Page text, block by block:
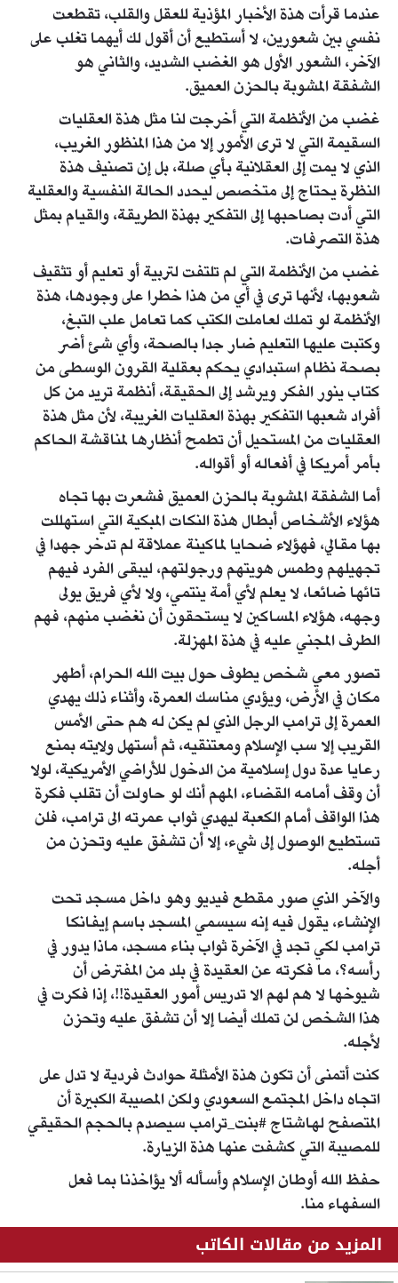
عندما قرأت هذة الأخبار المؤذية للعقل والقلب، تقطعت
نفسي بين شعورين، لا أستطيع أن أقول لك أيهما تغلب على
الآخر، الشعور الأول هو الغضب الشديد، والثاني هو
الشفقة المشوبة بالحزن العميق.
غضب من الأنظمة التي أخرجت لنا مثل هذة العقليات
السقيمة التي لا ترى الأمور إلا من هذا المنظور الغريب،
الذي لا يمت إلى العقلانية بأي صلة، بل إن تصنيف هذة
النظرة يحتاج إلى متخصص ليحدد الحالة النفسية والعقلية
التي أدت بصاحبها إلى التفكير بهذة الطريقة، والقيام بمثل
هذة التصرفات.
غضب من الأنظمة التي لم تلتفت لتربية أو تعليم أو تثقيف
شعوبها، لأنها ترى في أي من هذا خطرا على وجودها، هذة
الأنظمة لو تملك لعاملت الكتب كما تعامل علب التبغ،
وكتبت عليها التعليم ضار جدا بالصحة، وأي شئ أضر
بصحة نظام استبدادي يحكم بعقلية القرون الوسطى من
كتاب ينور الفكر ويرشد إلى الحقيقة، أنظمة تريد من كل
أفراد شعبها التفكير بهذة العقليات الغريبة، لأن مثل هذة
العقليات من المستحيل أن تطمح أنظارها لمناقشة الحاكم
بأمر أمريكا في أفعاله أو أقواله.
أما الشفقة المشوبة بالحزن العميق فشعرت بها تجاه
هؤلاء الأشخاص أبطال هذة النكات المبكية التي استهللت
بها مقالي، فهؤلاء ضحايا لماكينة عملاقة لم تدخر جهدا في
تجهيلهم وطمس هويتهم ورجولتهم، ليبقى الفرد فيهم
تائها ضائعا، لا يعلم لأي أمة ينتمي، ولا لأي فريق يولى
وجهه، هؤلاء المساكين لا يستحقون أن نغضب منهم، فهم
الطرف المجني عليه في هذة المهزلة.
تصور معي شخص يطوف حول بيت الله الحرام، أطهر
مكان في الأرض، ويؤدي مناسك العمرة، وأثناء ذلك يهدي
العمرة إلى ترامب الرجل الذي لم يكن له هم حتى الأمس
القريب إلا سب الإسلام ومعتنقيه، ثم أستهل ولايته بمنع
رعايا عدة دول إسلامية من الدخول للأراضي الأمريكية، لولا
أن وقف أمامه القضاء، المهم أنك لو حاولت أن تقلب فكرة
هذا الواقف أمام الكعبة ليهدي ثواب عمرته الى ترامب، فلن
تستطيع الوصول إلى شيء، إلا أن تشفق عليه وتحزن من
أجله.
والآخر الذي صور مقطع فيديو وهو داخل مسجد تحت
الإنشاء، يقول فيه إنه سيسمي المسجد باسم إيفانكا
ترامب لكي تجد في الآخرة ثواب بناء مسجد، ماذا يدور في
رأسه؟، ما فكرته عن العقيدة في بلد من المفترض أن
شيوخها لا هم لهم الا تدريس أمور العقيدة!!، إذا فكرت في
هذا الشخص لن تملك أيضا إلا أن تشفق عليه وتحزن
لأجله.
كنت أتمنى أن تكون هذة الأمثلة حوادث فردية لا تدل على
اتجاه داخل المجتمع السعودي ولكن المصيبة الكبيرة أن
المتصفح لهاشتاج #بنت_ترامب سيصدم بالحجم الحقيقي
للمصيبة التي كشفت عنها هذة الزيارة.
حفظ الله أوطان الإسلام وأسأله ألا يؤاخذنا بما فعل
السفهاء منا.
المزيد من مقالات الكاتب